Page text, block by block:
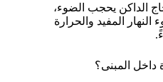
الداكن يحجب الضوء،
النهار المفيد والحرارة
داخل المبنى؟